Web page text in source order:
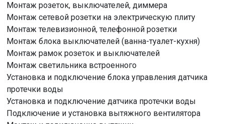
Монтаж розеток, выключателей, диммера
Монтаж сетевой розетки на электрическую плиту
Монтаж телевизионной, телефонной розетки
Монтаж блока выключателей (ванна-туалет-кухня)
Монтаж рамок розеток и выключателей
Монтаж светильника встроенного
Установка и подключение блока управления датчика
протечки воды
Установка и подключение датчика протечки воды
Подключение и установка вытяжного вентилятора